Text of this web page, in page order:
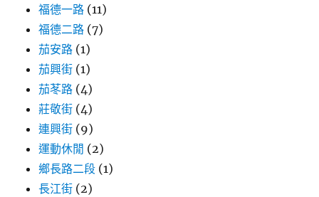
福德一路 (11)
福德二路 (7)
茄安路 (1)
茄興街 (1)
茄苳路 (4)
莊敬街 (4)
連興街 (9)
運動休閒 (2)
鄉長路二段 (1)
長江街 (2)